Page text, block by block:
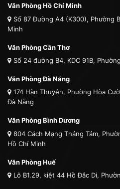
Văn Phòng Hồ Chí Minh
Số 87 Đường A4 (K300), Phường
Minh
Văn Phòng Cần Thơ
Số 24 đường B4, KDC 91B,
Văn Phòng Đà Nẵng
174 Hàn Thuyên, Phường Hòa
Đà Nẵng
Văn Phòng Bình Dương
804 Cách Mạng Tháng Tám,
Hồ Chí Minh
Văn Phòng Huế
Lô B1.29, kiệt 44 Hồ Đắc Di,